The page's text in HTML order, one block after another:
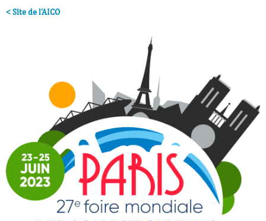
< Site de l’AICO